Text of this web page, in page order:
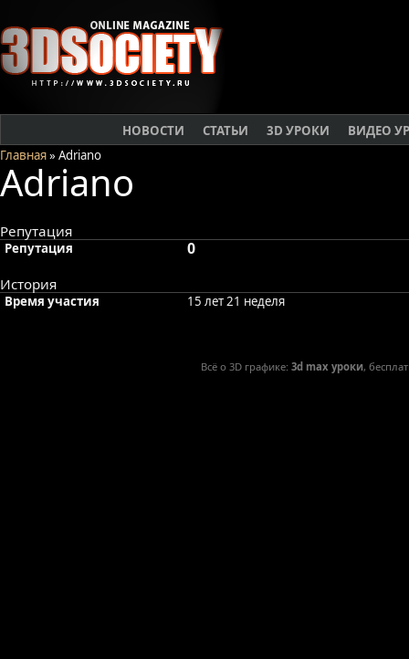
НОВОСТИ СТАТЬИ 3D УРОКИ
ВИДЕО
Главная» Adriano
Adriano
Репутация
Репутация 0
История
Время участия 15 лет 21 неделя
Всё о 3D графике:3d max уроки,